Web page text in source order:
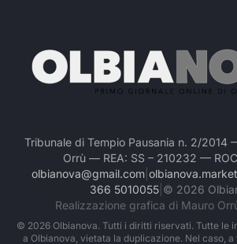
Tribunale di Tempio Pausania n. 2/2014
Orrù — REA: SS – 210232 —
olbianova@gmail.com
366 5010055| © 2026
Realizzazione grafica di Mauro
© 2026Olbianova. Tutti i diritti riservati. Tutte le
a Olbianova, vietata la duplicazione. Nel caso,